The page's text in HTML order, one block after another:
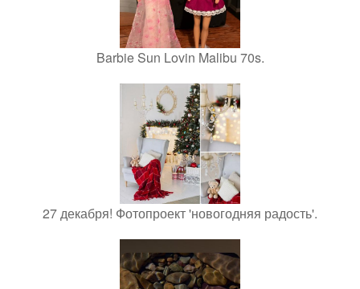
Barbie Sun Lovin Malibu 70s.
27 декабря! Фотопроект 'новогодняя радость'.